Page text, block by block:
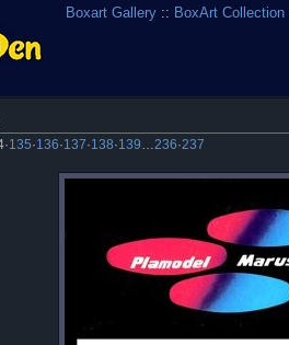
Boxart Gallery :: BoxArt Collection
·135·136·137·138·139 236·237